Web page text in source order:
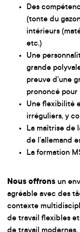
Des
(tonte du
intérieurs
etc.)
Une
grande
preuve d’une
prononcé
Une flexibilité
irréguliers, y
La maîtrise de
de l'allemand
La formation
Nous offrons un
agréable avec des
contexte
de travail flexibles